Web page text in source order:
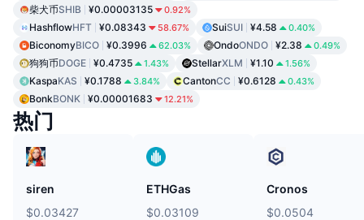
柴犬币SHIB ¥0.00003135 0.92%
HashflowHFT ¥0.08343 58.67% SuiSUI ¥4.58 0.40%
BiconomyBICO ¥0.3996 62.03% OndoONDO ¥2.38 0.49%
狗狗币DOGE ¥0.4735 1.43% StellarXLM ¥1.10 1.56%
KaspaKAS ¥0.1788 3.84% CantonCC ¥0.6128 0.43%
BonkBONK ¥0.00001683 12.21%
热门
siren
$0.03427
ETHGas
$0.03109
Cronos
$0.0504